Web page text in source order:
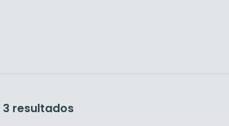
3 resultados